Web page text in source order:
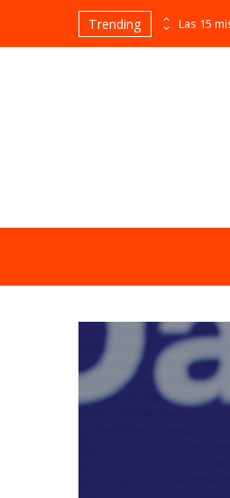
Trending Evolución cronológica de los teatros en funcionamiento más antiguos